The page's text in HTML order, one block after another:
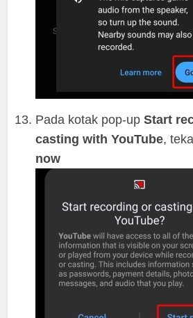
Pada kotak pop-upStart
casting with YouTube,
now